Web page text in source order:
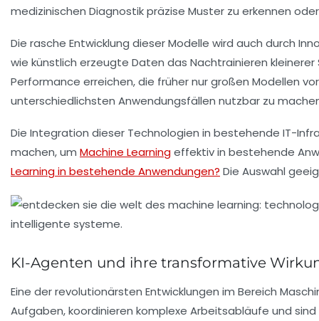
medizinischen Diagnostik präzise Muster zu erkennen
Die rasche Entwicklung dieser Modelle wird auch durch
wie künstlich erzeugte Daten das Nachtrainieren
Performance erreichen, die früher nur großen Modellen
unterschiedlichsten Anwendungsfällen nutzbar zu
Die Integration dieser Technologien in bestehende IT-
machen, um Machine Learningeffektiv in bestehende
Learning in bestehende Anwendungen? Die Auswahl
KI-Agenten und ihre transformative
Eine der revolutionärsten Entwicklungen im Bereich
Aufgaben, koordinieren komplexe Arbeitsabläufe und